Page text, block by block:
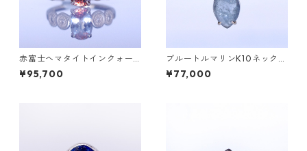
赤富士ヘマタイトインクォー
ツK10リング DAHMA(ダーマ)
[D052]
¥95,700
ブルートルマリンK10ネックレ
ス HASU(ハス) [H001]
¥77,000